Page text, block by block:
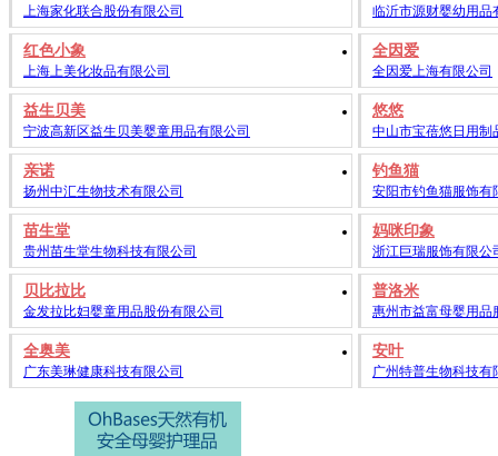
上海家化联合股份有限公司 临沂市源财婴幼用品
红色小象
上海上美化妆品有限公司
全因爱
全因爱上海有限公司
益生贝美
宁波高新区益生贝美婴童用品有限公司
悠悠
中山市宝蓓悠日用制
亲诺
扬州中汇生物技术有限公司
钓鱼猫
安阳市钓鱼猫服饰有
苗生堂
贵州苗生堂生物科技有限公司
妈咪印象
浙江巨瑞服饰有限公
贝比拉比
金发拉比妇婴童用品股份有限公司
普洛米
惠州市益富母婴用品
全奥美
广东美琳健康科技有限公司
安叶
广州特普生物科技有